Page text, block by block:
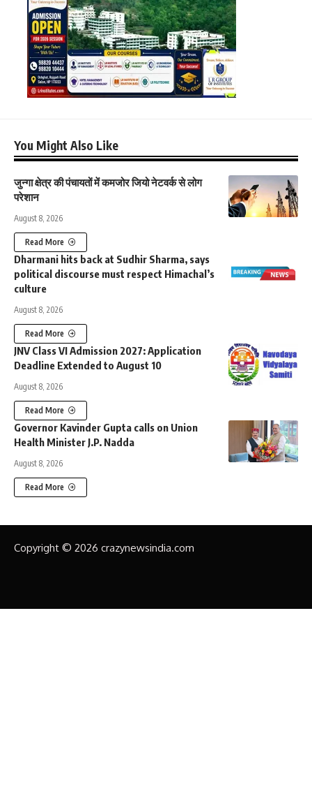
You Might Also Like
जुन्गा क्षेत्र की पंचायतों में कमजोर जियो नेटवर्क से लोग
परेशान
August 8, 2026
Read More
Dharmani hits back at Sudhir Sharma, says
political discourse must respect Himachal’s
culture
August 8, 2026
Read More
JNV Class VI Admission 2027: Application
Deadline Extended to August 10
August 8, 2026
Read More
Governor Kavinder Gupta calls on Union
Health Minister J.P. Nadda
August 8, 2026
Read More
Copyright © 2026 crazynewsindia.com